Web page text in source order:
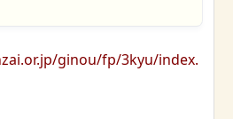
ginou/fp/3kyu/index.